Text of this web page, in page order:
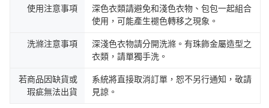
使用注意事項
深色衣類請避免和淺色衣物、包包一起組合
使用，可能產生褪色轉移之現象。
洗滌注意事項
深淺色衣物請分開洗滌。有珠飾金屬造型之
衣類，請單獨手洗。
若商品因缺貨或
瑕疵無法出貨
系統將直接取消訂單，恕不另行通知，敬請
見諒。